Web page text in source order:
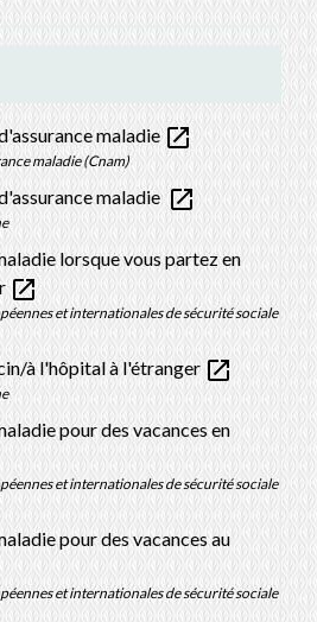
maladie open_in_new
maladie (Cnam)
maladie open_in_new
lorsque vous partez en
open_in_new
et internationales de sécurité sociale
à l'hôpital à l'étranger open_in_new
pour des vacances en
et internationales de sécurité sociale
pour des vacances au
et internationales de sécurité sociale